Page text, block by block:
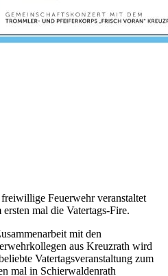
Feuerwehr veranstaltet
ersten mal die Vatertags-Fire.
mit den
aus Kreuzrath wird
Vatertagsveranstaltung zum
mal in Schierwaldenrath